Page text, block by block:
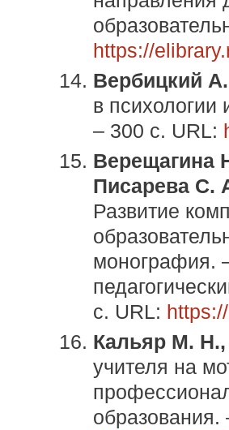
https://
Вербицкий
в психологии
– 300 с. URL:
Верещагина
Писарева С.
Развитие
монография.
с. URL:
Кальяр М.
учителя на